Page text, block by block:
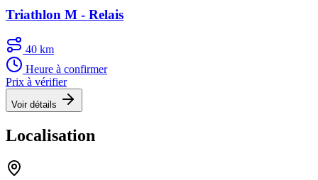
Triathlon M - Relais
40 km
Heure à confirmer
Prix à vérifier
Voir détails
Localisation